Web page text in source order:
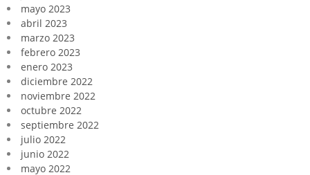
mayo 2023
abril 2023
marzo 2023
febrero 2023
enero 2023
diciembre 2022
noviembre 2022
octubre 2022
septiembre 2022
julio 2022
junio 2022
mayo 2022